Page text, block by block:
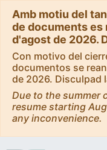
Amb motiu del
de documents es
d'agost de 2026.
Con motivo del
documentos se
de 2026. Disculpad
Due to the summer
resume starting
any inconvenience.